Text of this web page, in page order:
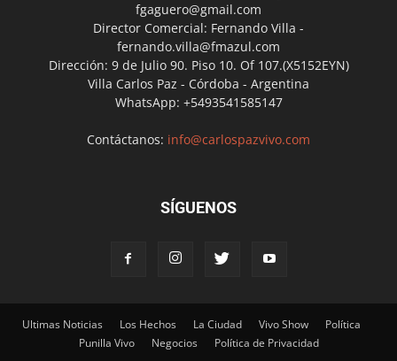
fgaguero@gmail.com
Director Comercial: Fernando Villa -
fernando.villa@fmazul.com
Dirección: 9 de Julio 90. Piso 10. Of 107.(X5152EYN)
Villa Carlos Paz - Córdoba - Argentina
WhatsApp: +5493541585147
Contáctanos: info@carlospazvivo.com
SÍGUENOS
Ultimas Noticias Los Hechos La Ciudad Vivo Show
Política
Punilla Vivo
Negocios Política de Privacidad